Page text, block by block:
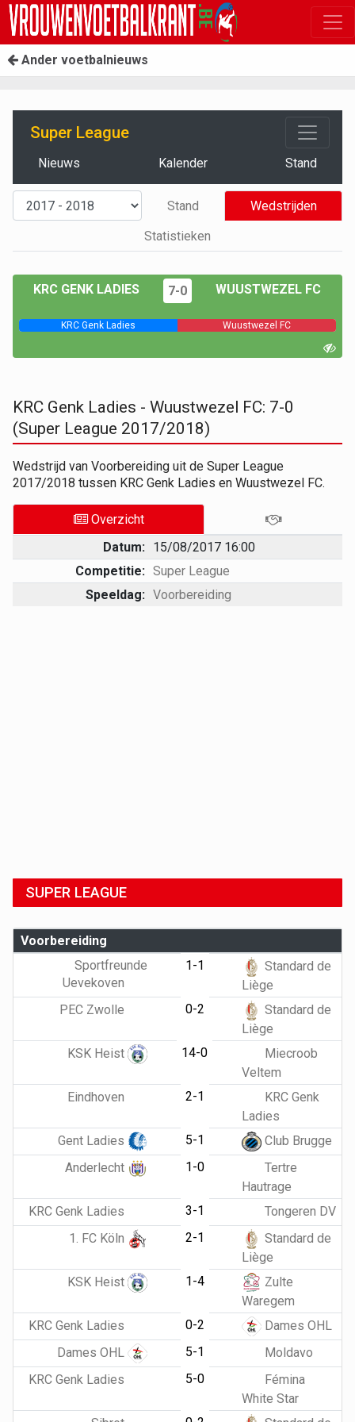
Ander voetbalnieuws
Super League
Nieuws Kalender Stand
Stand
Wedstrijden
Statistieken
KRC GENK LADIES 7-0 WUUSTWEZEL FC
KRC Genk Ladies Wuustwezel FC
KRC Genk Ladies - Wuustwezel FC: 7-0
(Super League 2017/2018)
Wedstrijd van Voorbereiding uit de Super League
2017/2018 tussen KRC Genk Ladies en Wuustwezel FC.
Overzicht
Datum: 15/08/2017 16:00
Competitie: Super League
Speeldag: Voorbereiding
SUPER LEAGUE
Voorbereiding
Sportfreunde
Uevekoven
1-1
Standard de
Liège
PEC Zwolle
0-2
Standard de
Liège
KSK Heist
14-0
Miecroob
Veltem
Eindhoven
2-1
KRC Genk
Ladies
Gent Ladies
5-1
Club Brugge
Anderlecht
1-0
Tertre
Hautrage
KRC Genk Ladies
3-1
Tongeren DV
1. FC Köln
2-1
Standard de
Liège
KSK Heist
1-4
Zulte
Waregem
KRC Genk Ladies
0-2
Dames OHL
Dames OHL
5-1
Moldavo
KRC Genk Ladies
5-0
Fémina
White Star